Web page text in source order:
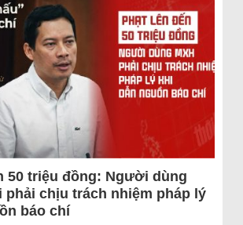
50 triệu đồng: Người dùng
phải chịu trách nhiệm pháp lý
báo chí